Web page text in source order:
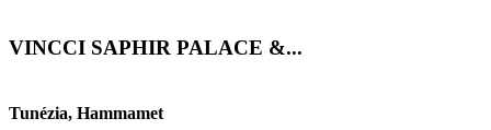
VINCCI SAPHIR PALACE &...
Tunézia, Hammamet